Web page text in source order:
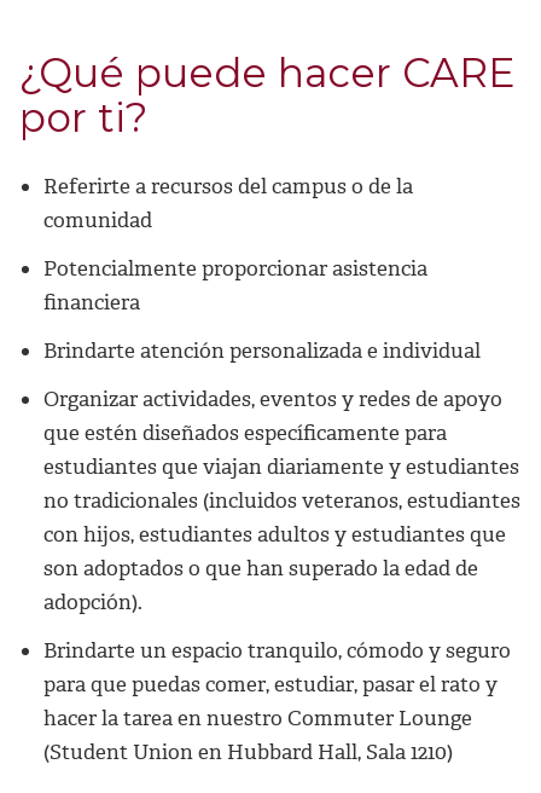
¿Qué puede hacer CARE
por ti?
Referirte a recursos del campus o de la
comunidad
Potencialmente proporcionar asistencia
financiera
Brindarte atención personalizada e individual
Organizar actividades, eventos y redes de apoyo
que estén diseñados específicamente para
estudiantes que viajan diariamente y estudiantes
no tradicionales (incluidos veteranos, estudiantes
con hijos, estudiantes adultos y estudiantes que
son adoptados o que han superado la edad de
adopción).
Brindarte un espacio tranquilo, cómodo y seguro
para que puedas comer, estudiar, pasar el rato y
hacer la tarea en nuestro Commuter Lounge
(Student Union en Hubbard Hall, Sala 1210)